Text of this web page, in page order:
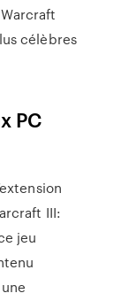
célèbres
PC
III:
jeu